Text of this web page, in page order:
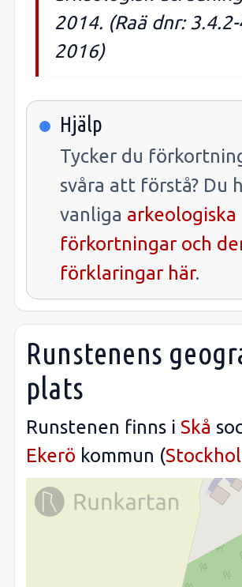
2014. (Raä dnr:
2016)
Hjälp
Tycker du
svåra att förstå? Du
vanliga arkeologiska
förkortningar och
förklaringar här.
Runstenens
plats
Runstenen finns i Skå
Ekerö kommun (